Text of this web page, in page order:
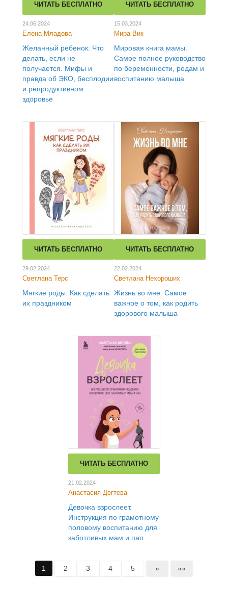
ЧИТАТЬ БЕСПЛАТНО
24.06.2024
Елена Младова
Желанный ребенок: Что
делать, если не
получается. Мифы и
правда об ЭКО, бесплодии
и репродуктивном
здоровье
ЧИТАТЬ БЕСПЛАТНО
15.03.2024
Мира Вик
Мировая книга мамы.
Самое полное руководство
по беременности, родам и
воспитанию малыша
ЧИТАТЬ БЕСПЛАТНО
29.02.2024
Светлана Терс
Мягкие роды. Как сделать
их праздником
ЧИТАТЬ БЕСПЛАТНО
22.02.2024
Светлана Нехороших
Жизнь во мне. Самое
важное о том, как родить
здорового малыша
ЧИТАТЬ БЕСПЛАТНО
21.02.2024
Анастасия Дегтева
Девочка взрослеет.
Инструкция по грамотному
половому воспитанию для
заботливых мам и пап
1 2 3 4 5 » »»